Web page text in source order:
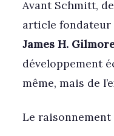
Avant Schmitt,
article fondateur
James H.
développement
même, mais de
Le raisonnement